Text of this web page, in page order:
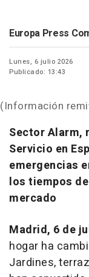
Europa Press
Lunes, 6 julio 2026
Publicado: 13:43
(Información
Sector Alarm,
Servicio en
emergencias
los tiempos
mercado
Madrid, 6 de
hogar ha
Jardines,